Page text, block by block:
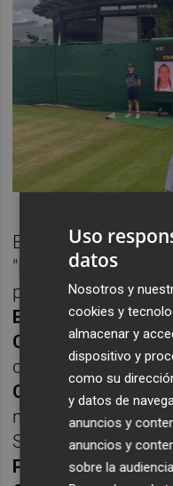
Esquiva ha hecho
"Londres no
pues sobre la
England Lawn
Club
ha vuelto a
crecimiento. A sus
Club de Tenis
mirando al futuro
Sus entrenadores,
Pérez
; los
Uso
datos
Nosotros y
cookies y
almacenar y
dispositivo y
como su
y datos de
anuncios y
anuncios y
sobre la